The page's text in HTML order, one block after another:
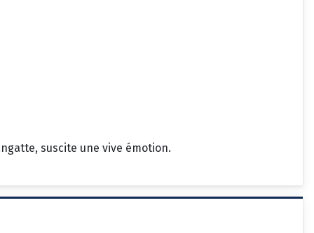
suscite une vive émotion.